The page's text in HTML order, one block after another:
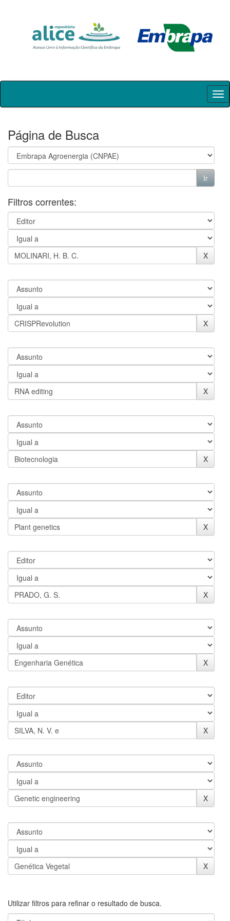
Skip
Página de Busca
Filtros correntes:
Utilizar filtros para refinar o resultado de busca.